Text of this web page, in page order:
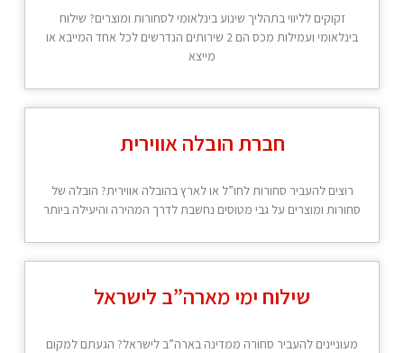
זקוקים לליווי בתהליך שינוע בינלאומי לסחורות ומוצרים? שילוח
בינלאומי ועמילות מכס הם 2 שירותים הנדרשים לכל אחד המייבא או
מייצא
חברת הובלה אווירית
רוצים להעביר סחורות לחו”ל או לארץ בהובלה אווירית? הובלה של
סחורות ומוצרים על גבי מטוסים נחשבת לדרך המהירה והיעילה ביותר
שילוח ימי מארה”ב לישראל
מעוניינים להעביר סחורה ממדינה בארה”ב לישראל? הגעתם למקום